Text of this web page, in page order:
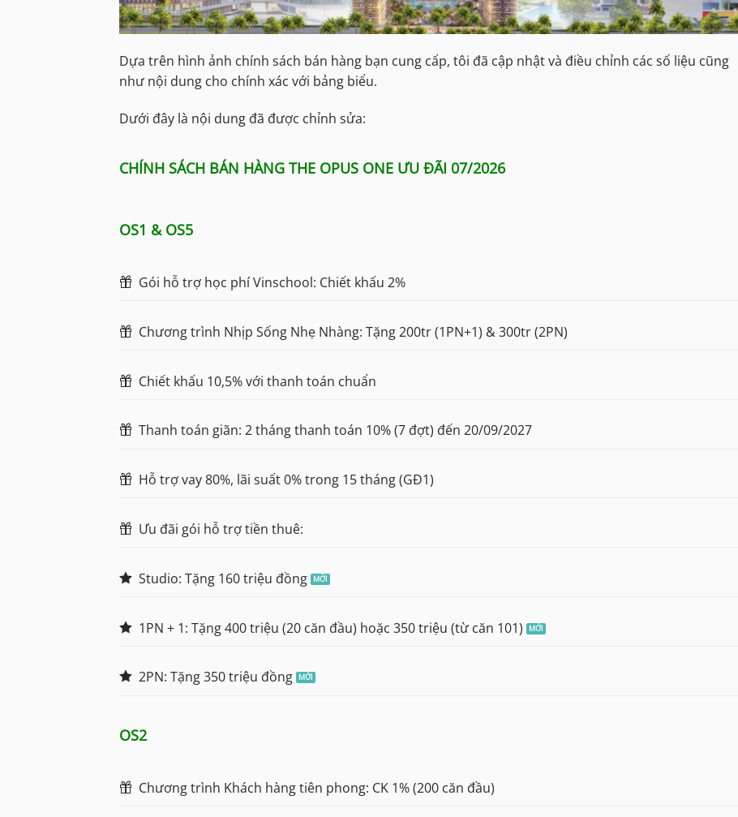
Dựa trên hình ảnh chính sách bán hàng bạn cung cấp, tôi đã cập nhật và điều chỉnh các số liệu cũng
như nội dung cho chính xác với bảng biểu.
Dưới đây là nội dung đã được chỉnh sửa:
CHÍNH SÁCH BÁN HÀNG THE OPUS ONE ƯU ĐÃI 07/2026
OS1 & OS5
Gói hỗ trợ học phí Vinschool: Chiết khấu 2%
Chương trình Nhịp Sống Nhẹ Nhàng: Tặng 200tr (1PN+1) & 300tr (2PN)
Chiết khấu 10,5% với thanh toán chuẩn
Thanh toán giãn: 2 tháng thanh toán 10% (7 đợt) đến 20/09/2027
Hỗ trợ vay 80%, lãi suất 0% trong 15 tháng (GĐ1)
Ưu đãi gói hỗ trợ tiền thuê:
Studio: Tặng 160 triệu đồng
1PN + 1: Tặng 400 triệu (20 căn đầu) hoặc 350 triệu (từ căn 101)
2PN: Tặng 350 triệu đồng
OS2
Chương trình Khách hàng tiên phong: CK 1% (200 căn đầu)